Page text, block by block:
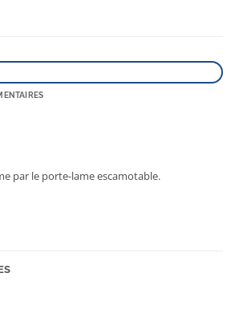
par le porte-lame escamotable.